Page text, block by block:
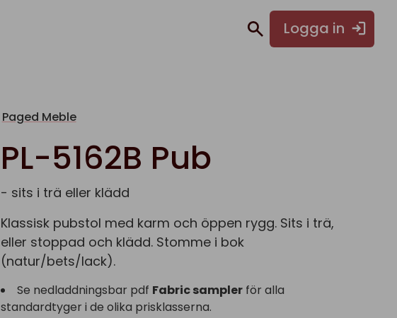
Logga in
Paged Meble
PL-5162B Pub
- sits i trä eller klädd
Klassisk pubstol med karm och öppen rygg. Sits i trä,
eller stoppad och klädd. Stomme i bok
(natur/bets/lack).
Se nedladdningsbar pdf Fabric samplerför alla
standardtyger i de olika prisklasserna.